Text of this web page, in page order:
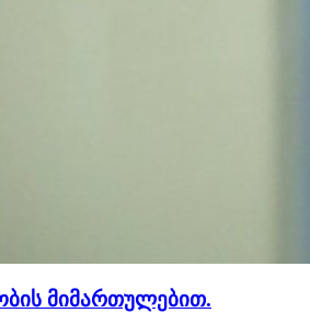
მიმართულებით.